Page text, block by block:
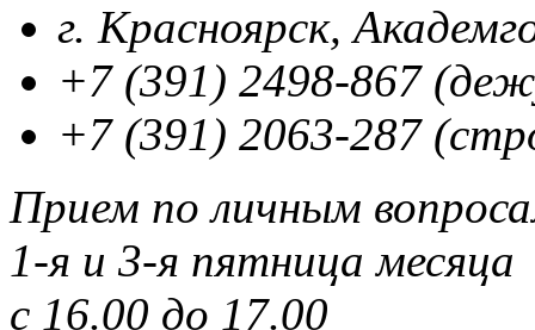
г. Красноярск,
+7 (391) 2498-867
+7 (391) 2063-287
Прием по личным
1-я и 3-я пятница месяца
с 16.00 до 17.00